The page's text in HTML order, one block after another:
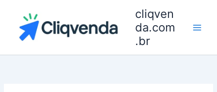
conteúdo
cliqven
da.com
.br